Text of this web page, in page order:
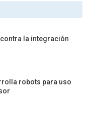
la integración
robots para uso